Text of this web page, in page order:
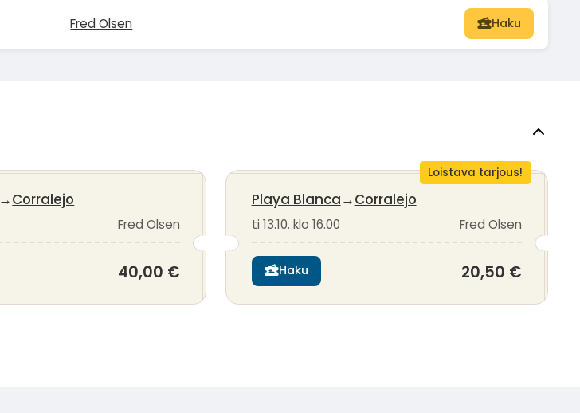
Fred Olsen Haku
→Corralejo
Fred Olsen
40,00 €
Loistava tarjous!
Playa Blanca→Corralejo
ti 13.10. klo 16.00 Fred Olsen
Haku 20,50 €